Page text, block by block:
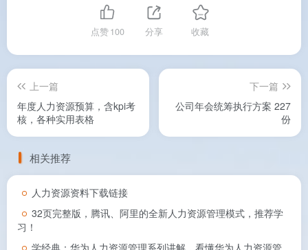
点赞100 分享 收藏
上一篇
年度人力资源预算，含kpi考
核，各种实用表格
下一篇
公司年会统筹执行方案 227
份
相关推荐
人力资源资料下载链接
32页完整版，腾讯、阿里的全新人力资源管理模式，推荐学
习！